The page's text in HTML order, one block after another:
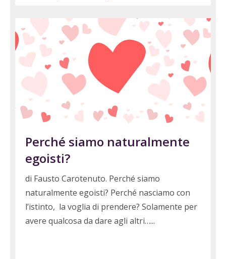
Perché siamo naturalmente
egoisti?
di Fausto Carotenuto. Perché siamo
naturalmente egoisti? Perché nasciamo con
l’istinto, la voglia di prendere? Solamente per
avere qualcosa da dare agli altri…